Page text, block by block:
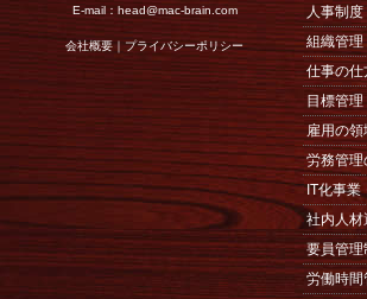
E-mail： head@mac-brain.com
会社概要｜プライバシーポリシー
人事制度
組織管理
仕事の仕
目標管理
雇用の領
労務管理
IT化事業
社内人材
要員管理
労働時間